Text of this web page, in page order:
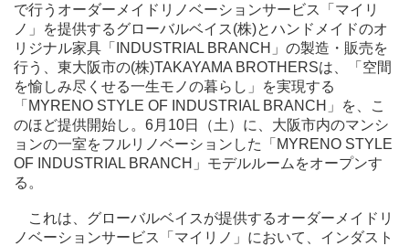
で行うオーダーメイドリノベーションサービス「マイリ
ノ」を提供するグローバルベイス(株)とハンドメイドのオ
リジナル家具「INDUSTRIAL BRANCH」の製造・販売を
行う、東大阪市の(株)TAKAYAMA BROTHERSは、「空間
を愉しみ尽くせる一生モノの暮らし」を実現する
「MYRENO STYLE OF INDUSTRIAL BRANCH」を、こ
のほど提供開始し。6月10日（土）に、大阪市内のマンシ
ョンの一室をフルリノベーションした「MYRENO STYLE
OF INDUSTRIAL BRANCH」モデルルームをオープンす
る。
これは、グローバルベイスが提供するオーダーメイドリ
ノベーションサービス「マイリノ」において、インダスト